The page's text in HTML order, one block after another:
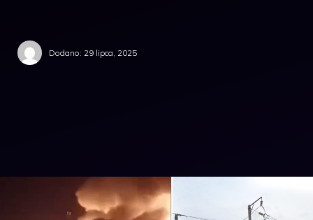
Dodano: 29 lipca, 2025